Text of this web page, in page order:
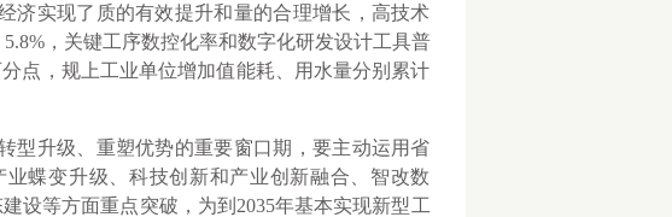
实现了质的有效提升和量的合理增长，高技术
，关键工序数控化率和数字化研发设计工具普
点，规上工业单位增加值能耗、用水量分别累计
升级、重塑优势的重要窗口期，要主动运用省
蝶变升级、科技创新和产业创新融合、智改数
设等方面重点突破，为到2035年基本实现新型工